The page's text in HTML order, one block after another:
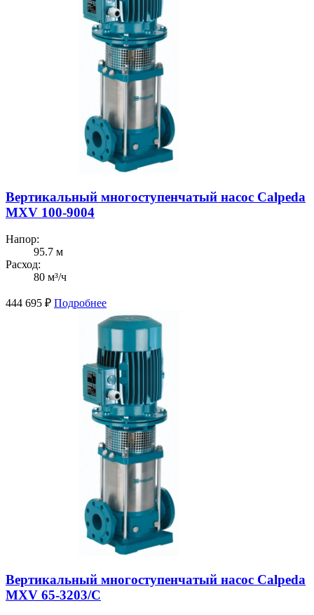
Вертикальный многоступенчатый насос Calpeda
MXV 100-9004
Напор:
95.7 м
Расход:
80 м³/ч
444 695 ₽ Подробнее
Вертикальный многоступенчатый насос Calpeda
MXV 65-3203/C